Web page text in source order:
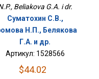
Beliakova G.A. i dr.
Суматохин С.В.,
Н.П., Белякова
Г.А. и др.
Артикул: 1528566
$44.02